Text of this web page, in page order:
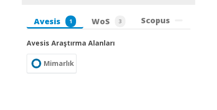
Avesis 1 WoS 3 Scopus
Avesis Araştırma Alanları
Mimarlık